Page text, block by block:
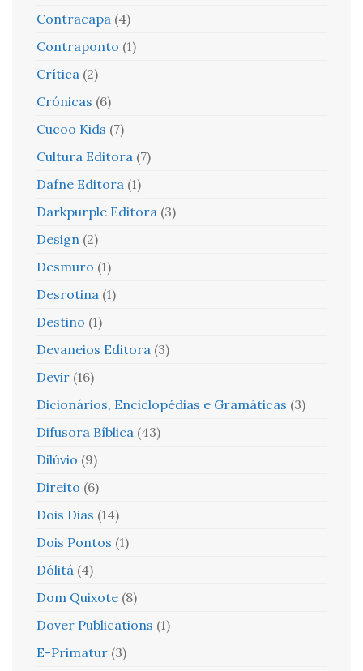
Contracapa (4)
Contraponto (1)
Crítica (2)
Crónicas (6)
Cucoo Kids (7)
Cultura Editora (7)
Dafne Editora (1)
Darkpurple Editora (3)
Design (2)
Desmuro (1)
Desrotina (1)
Destino (1)
Devaneios Editora (3)
Devir (16)
Dicionários, Enciclopédias e Gramáticas (3)
Difusora Bíblica (43)
Dilúvio (9)
Direito (6)
Dois Dias (14)
Dois Pontos (1)
Dólitá (4)
Dom Quixote (8)
Dover Publications (1)
E-Primatur (3)